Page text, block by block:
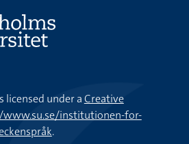
licensed under aCreative
institutionen-for-
.